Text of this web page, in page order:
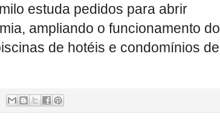
estuda pedidos para abrir
ampliando o funcionamento do
de hotéis e condomínios de